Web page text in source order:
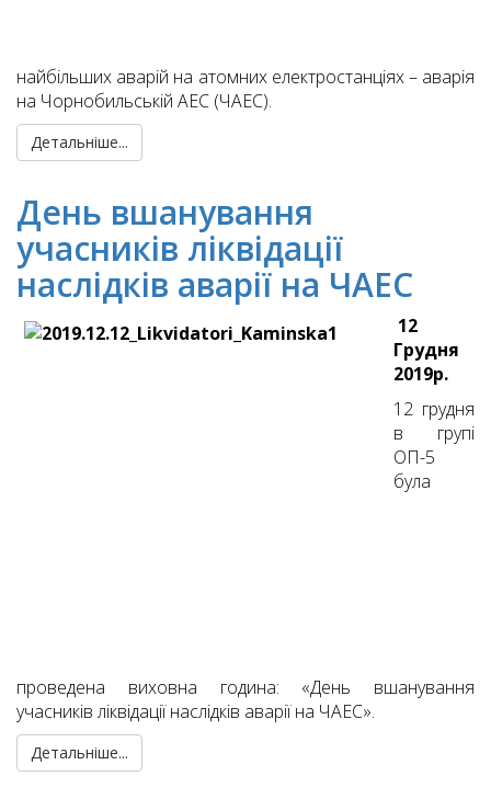
найбільших аварій на атомних електростанціях – аварія
на Чорнобильській АЕС (ЧАЕС).
Детальніше...
День вшанування
учасників ліквідації
наслідків аварії на ЧАЕС
12
Грудня
2019р.
12 грудня
в групі
ОП-5
була
проведена виховна година: «День вшанування
учасників ліквідації наслідків аварії на ЧАЕС».
Детальніше...